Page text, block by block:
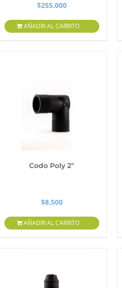
$255.000
AÑADIR AL CARRITO
Codo Poly 2″
$8.500
AÑADIR AL CARRITO